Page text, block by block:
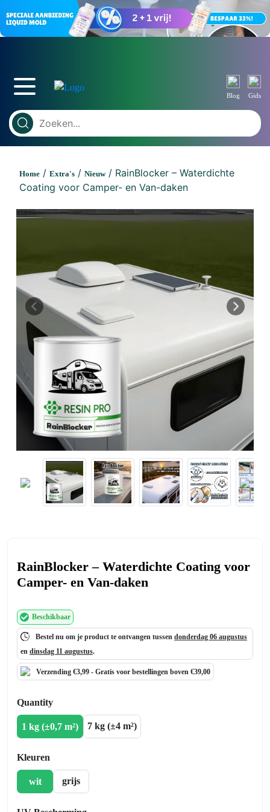
Blog Gids
Home / Extra's / Nieuw/ RainBlocker – Waterdichte
Coating voor Camper- en Van-daken
Previous Next
RainBlocker – Waterdichte Coating voor
Camper- en Van-daken
Beschikbaar
Bestel nu om je product te ontvangen tussen donderdag 06 augustus
en dinsdag 11 augustus.
Verzending €3,99 - Gratis voor bestellingen boven €39,00
Quantity
1 kg (±0,7 m²) 7 kg (±4 m²)
Kleuren
wit grijs